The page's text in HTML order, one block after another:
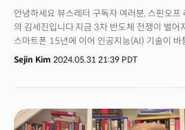
AI era. At the same time, the traditional
with South Korean upstart SK Hynix
Samsung in advanced high-bandwidth
applications.
안녕하세요 뷰스레터 구독자 여러분, 스핀오
의 김세진입니다.지금 3차 반도체 전쟁이 벌어
스마트폰 15년에 이어 인공지능(AI) 기술이
11월 오픈AI의 생성AI 챗봇 챗GPT가 출시된
글로벌 경쟁이 시작됐죠. 이때 AI를 훈련하는
울었다중국 64조원(3차투자기금), 미국 70조
지원 예산), 한국 26조원(반도체지원프로그램
Sejin Kim 2024.05.31 21:39 PDT